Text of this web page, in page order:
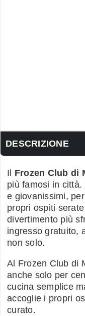
DESCRIZIONE
Il Frozen Club di
più famosi in
e giovanissimi,
propri ospiti
divertimento più
ingresso gratuito,
non solo.
Al Frozen Club di
anche solo per
cucina semplice
accoglie i propri
curato.